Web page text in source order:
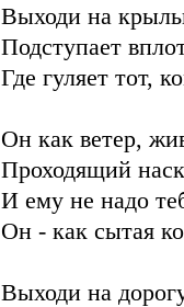
Выходи на
Подступает
Где гуляет тот,
Он как ветер,
Проходящий
И ему не надо
Он - как сытая
Выходи на